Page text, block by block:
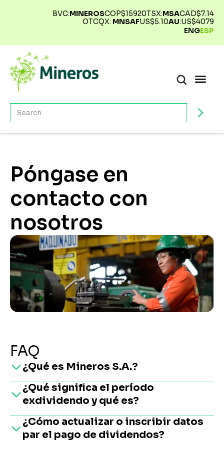
BVC:MINEROSCOP$15920TSX:MSACAD$7.14
OTCQX: MNSAFUS$5.10AU:US$4079
ENGESP
Póngase en
contacto con
nosotros
FAQ
¿Qué es Mineros S.A.?
Mineros S.A es un grupo empresarial
basado en Colombia, con 50 años de
experiencia, dedicado a la
exploración y explotación de metales
preciosos, especialmente oro.
¿Qué significa el período
exdividendo y qué es?
El período ex dividendo es un espacio
de tiempo durante el cual los
¿Cómo actualizar o inscribir datos
par el pago de dividendos?